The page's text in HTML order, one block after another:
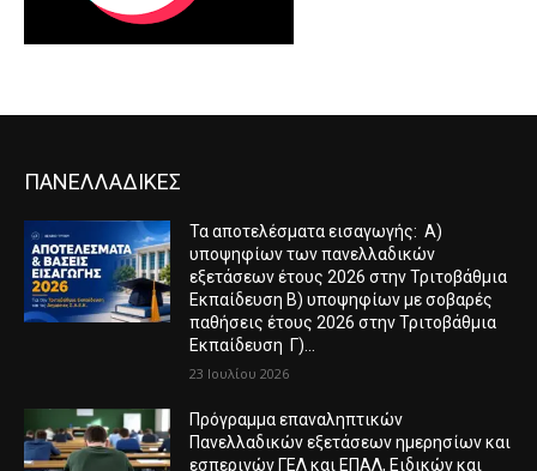
ΠΑΝΕΛΛΑΔΙΚΕΣ
Τα αποτελέσματα εισαγωγής: Α)
υποψηφίων των πανελλαδικών
εξετάσεων έτους 2026 στην Τριτοβάθμια
Εκπαίδευση Β) υποψηφίων με σοβαρές
παθήσεις έτους 2026 στην Τριτοβάθμια
Εκπαίδευση Γ)...
23 Ιουλίου 2026
Πρόγραμμα επαναληπτικών
Πανελλαδικών εξετάσεων ημερησίων και
εσπερινών ΓΕΛ και ΕΠΑΛ, Ειδικών και